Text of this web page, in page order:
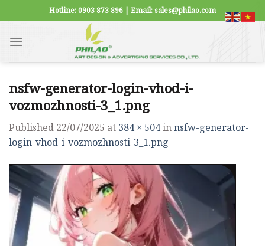
to
content
Hotline: 0903 873 896 | Email: sales@philao.com
nsfw-generator-login-vhod-i-
vozmozhnosti-3_1.png
Published 22/07/2025 at 384 × 504innsfw-generator-
login-vhod-i-vozmozhnosti-3_1.png